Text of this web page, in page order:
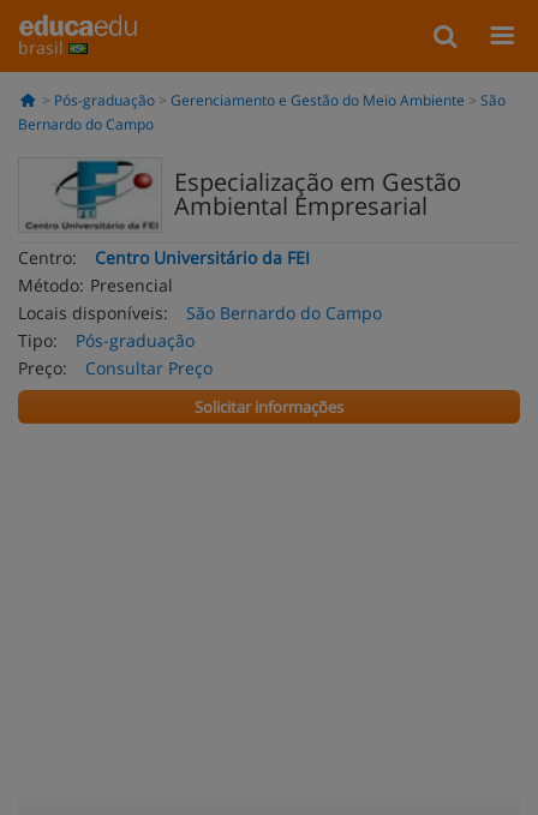
brasil
Pós-graduação Gerenciamento e Gestão do Meio Ambiente
São
Bernardo do Campo
Especialização em Gestão
Ambiental Empresarial
Centro:
Centro Universitário da FEI
Método: Presencial
Locais disponíveis:
São Bernardo do Campo
Tipo:
Pós-graduação
Preço:
Consultar Preço
Solicitar informações